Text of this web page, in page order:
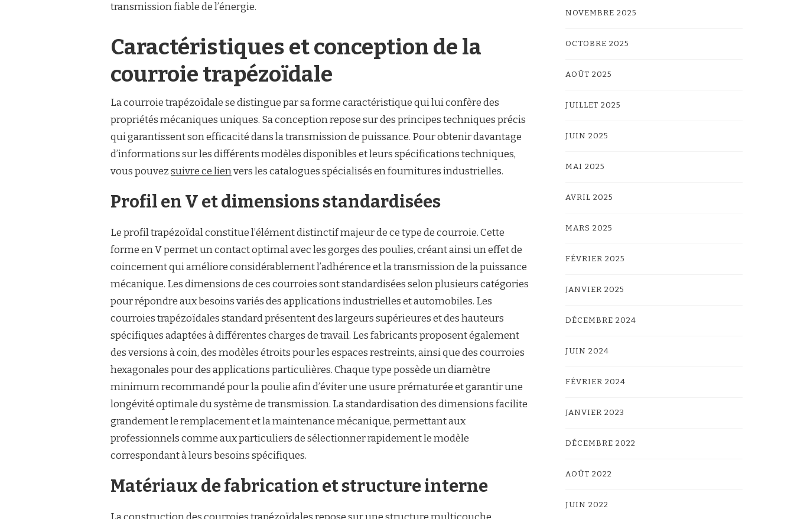
transmission fiable de l’énergie.
Caractéristiques et conception de la
courroie trapézoïdale
La courroie trapézoïdale se distingue par sa forme caractéristique qui lui confère des
propriétés mécaniques uniques. Sa conception repose sur des principes techniques précis
qui garantissent son efficacité dans la transmission de puissance. Pour obtenir davantage
d’informations sur les différents modèles disponibles et leurs spécifications techniques,
vous pouvezsuivre ce lienvers les catalogues spécialisés en fournitures industrielles.
Profil en V et dimensions standardisées
Le profil trapézoïdal constitue l’élément distinctif majeur de ce type de courroie. Cette
forme en V permet un contact optimal avec les gorges des poulies, créant ainsi un effet de
coincement qui améliore considérablement l’adhérence et la transmission de la puissance
mécanique. Les dimensions de ces courroies sont standardisées selon plusieurs catégories
pour répondre aux besoins variés des applications industrielles et automobiles. Les
courroies trapézoïdales standard présentent des largeurs supérieures et des hauteurs
spécifiques adaptées à différentes charges de travail. Les fabricants proposent également
des versions à coin, des modèles étroits pour les espaces restreints, ainsi que des courroies
hexagonales pour des applications particulières. Chaque type possède un diamètre
minimum recommandé pour la poulie afin d’éviter une usure prématurée et garantir une
longévité optimale du système de transmission. La standardisation des dimensions facilite
grandement le remplacement et la maintenance mécanique, permettant aux
professionnels comme aux particuliers de sélectionner rapidement le modèle
correspondant à leurs besoins spécifiques.
Matériaux de fabrication et structure interne
NOVEMBRE 2025
OCTOBRE 2025
AOÛT 2025
JUILLET 2025
JUIN 2025
MAI 2025
AVRIL 2025
MARS 2025
FÉVRIER 2025
JANVIER 2025
DÉCEMBRE 2024
JUIN 2024
FÉVRIER 2024
JANVIER 2023
DÉCEMBRE 2022
AOÛT 2022
JUIN 2022